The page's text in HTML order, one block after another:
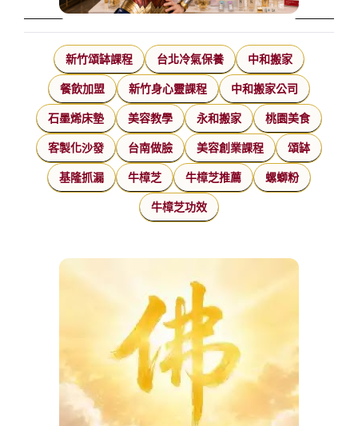
新竹頌缽課程 台北冷氣保養 中和搬家
餐飲加盟 新竹身心靈課程 中和搬家公司
石墨烯床墊 美容教學 永和搬家 桃園美食
客製化沙發 台南做臉 美容創業課程 頌缽
基隆抓漏 牛樟芝 牛樟芝推薦 螺螄粉
牛樟芝功效